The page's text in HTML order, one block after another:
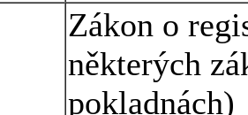
Zákon o
některých
pokladnách)